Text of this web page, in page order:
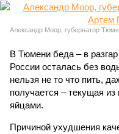
Александр Моор, губернатор
В Тюмени беда – в
России осталась без
нельзя не то что пить,
получается – текущая
яйцами.
Причиной ухудшения